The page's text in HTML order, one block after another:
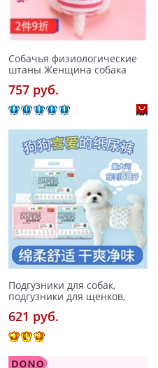
Собачья физиологические
штаны Женщина собака
757 pуб.
Подгузники для собак,
подгузники для щенков,
621 pуб.